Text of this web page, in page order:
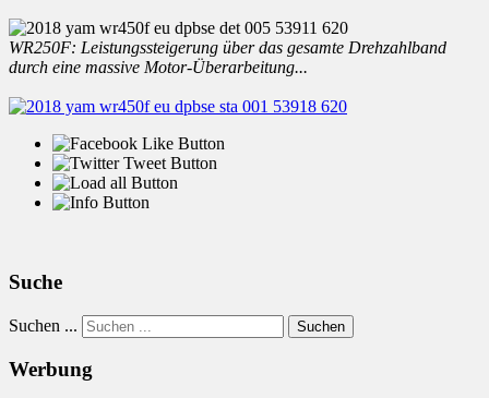
WR250F: Leistungssteigerung über das gesamte Drehzahlband
durch eine massive Motor-Überarbeitung...
Suche
Suchen ... Suchen
Werbung